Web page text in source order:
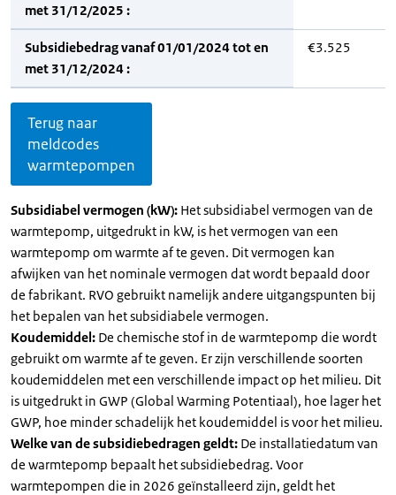
met 31/12/2025 :
Subsidiebedrag vanaf 01/01/2024 tot en
met 31/12/2024 :
€3.525
Terug naar
meldcodes
warmtepompen
Subsidiabel vermogen (kW): Het subsidiabel vermogen van de
warmtepomp, uitgedrukt in kW, is het vermogen van een
warmtepomp om warmte af te geven. Dit vermogen kan
afwijken van het nominale vermogen dat wordt bepaald door
de fabrikant. RVO gebruikt namelijk andere uitgangspunten bij
het bepalen van het subsidiabele vermogen.
Koudemiddel: De chemische stof in de warmtepomp die wordt
gebruikt om warmte af te geven. Er zijn verschillende soorten
koudemiddelen met een verschillende impact op het milieu. Dit
is uitgedrukt in GWP (Global Warming Potentiaal), hoe lager het
GWP, hoe minder schadelijk het koudemiddel is voor het milieu.
Welke van de subsidiebedragen geldt: De installatiedatum van
de warmtepomp bepaalt het subsidiebedrag. Voor
warmtepompen die in 2026 geïnstalleerd zijn, geldt het